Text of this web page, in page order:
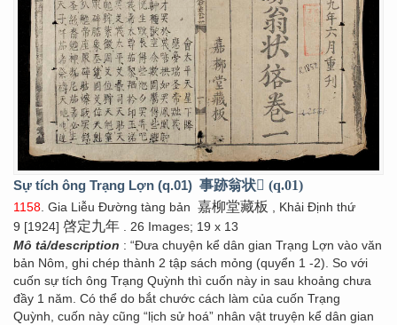
Sự tích ông Trạng Lợn (q.01) 事跡翁状𤞼 (q.01)
1158. Gia Liễu Đường tàng bản 嘉柳堂藏板 , Khải Định thứ
9 [1924] 啓定九年 . 26 Images; 19 x 13
Mô tả/description : “Đưa chuyện kể dân gian Trạng Lợn vào văn
bản Nôm, ghi chép thành 2 tập sách mỏng (quyển 1 -2). So với
cuốn sự tích ông Trạng Quỳnh thì cuốn này in sau khoảng chưa
đầy 1 năm. Có thể do bắt chước cách làm của cuốn Trạng
Quỳnh, cuốn này cũng “lịch sử hoá” nhân vật truyện kể dân gian